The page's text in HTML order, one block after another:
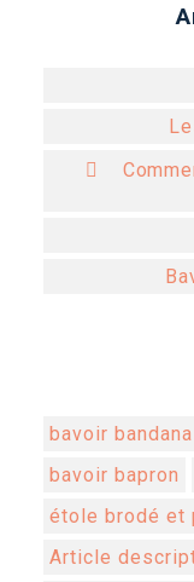

bavoir bandana
bavoir bapron
étole brodé et
Article